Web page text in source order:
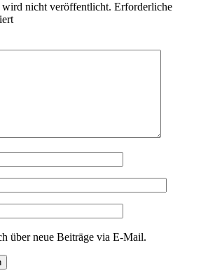
nicht veröffentlicht. Erforderliche
über neue Beiträge via E-Mail.